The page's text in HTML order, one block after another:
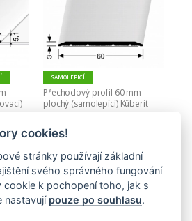
-
SAMOLEPICÍ
Přechodový profil 60 mm -
plochý (samolepící) Küberit
446 SK
Zobrazit
cookies!
stránky používají základní
svého správného fungování
cookie k pochopení toho, jak s
nastavují pouze po souhlasu